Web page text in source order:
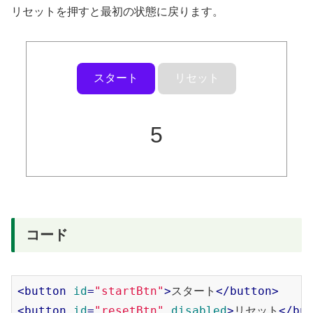
リセットを押すと最初の状態に戻ります。
スタート リセット
5
コード
<button id="startBtn">スタート </button>
<button id="resetBtn" disabled> リセット </